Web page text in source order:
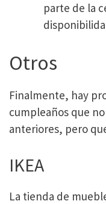
parte de la
Otros
Finalmente, hay
cumpleaños que
anteriores, pero
IKEA
La tienda de